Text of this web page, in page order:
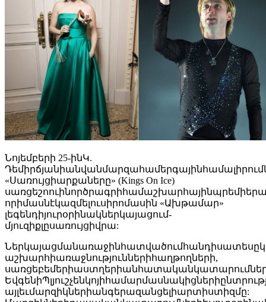
Նոյեմբերի 25-ինԿ.
«Սառույցիարքաները» (Kings On Ice)
որիմասնէկազմելուսիրոմասին «Ախթամար»
լեգենդիյուրօրինակներկայացում-
մյուզիքլըսառույցիվրա:
աշխարհիառաջնություններիհաղթողների,
այլեւմարզիկներիանգերազանցելիարտիստիզմը: